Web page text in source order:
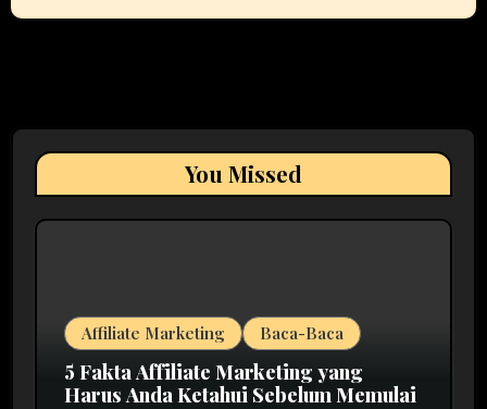
You Missed
Affiliate Marketing Baca-Baca
5 Fakta Affiliate Marketing yang
Harus Anda Ketahui Sebelum Memulai